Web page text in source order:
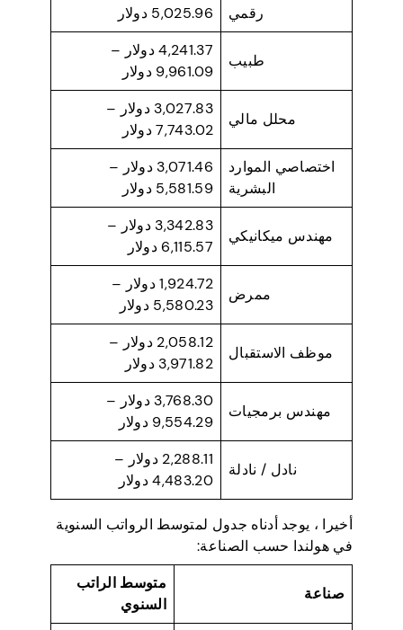
رقمي
5,025.96 دولار
طبيب
4,241.37 دولار –
9,961.09 دولار
محلل مالي
3,027.83 دولار –
7,743.02 دولار
اختصاصي الموارد
البشرية
3,071.46 دولار –
5,581.59 دولار
مهندس ميكانيكي
3,342.83 دولار –
6,115.57 دولار
ممرض
1,924.72 دولار –
5,580.23 دولار
موظف الاستقبال
2,058.12 دولار –
3,971.82 دولار
مهندس برمجيات
3,768.30 دولار –
9,554.29 دولار
نادل / نادلة
2,288.11 دولار –
4,483.20 دولار
أخيرا ، يوجد أدناه جدول لمتوسط الرواتب السنوية
في هولندا حسب الصناعة:
صناعة
متوسط الراتب
السنوي